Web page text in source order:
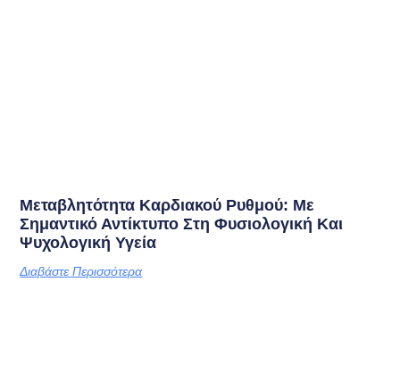
Μεταβλητότητα Καρδιακού Ρυθμού: Με
Σημαντικό Αντίκτυπο Στη Φυσιολογική Και
Ψυχολογική Υγεία
Διαβάστε Περισσότερα